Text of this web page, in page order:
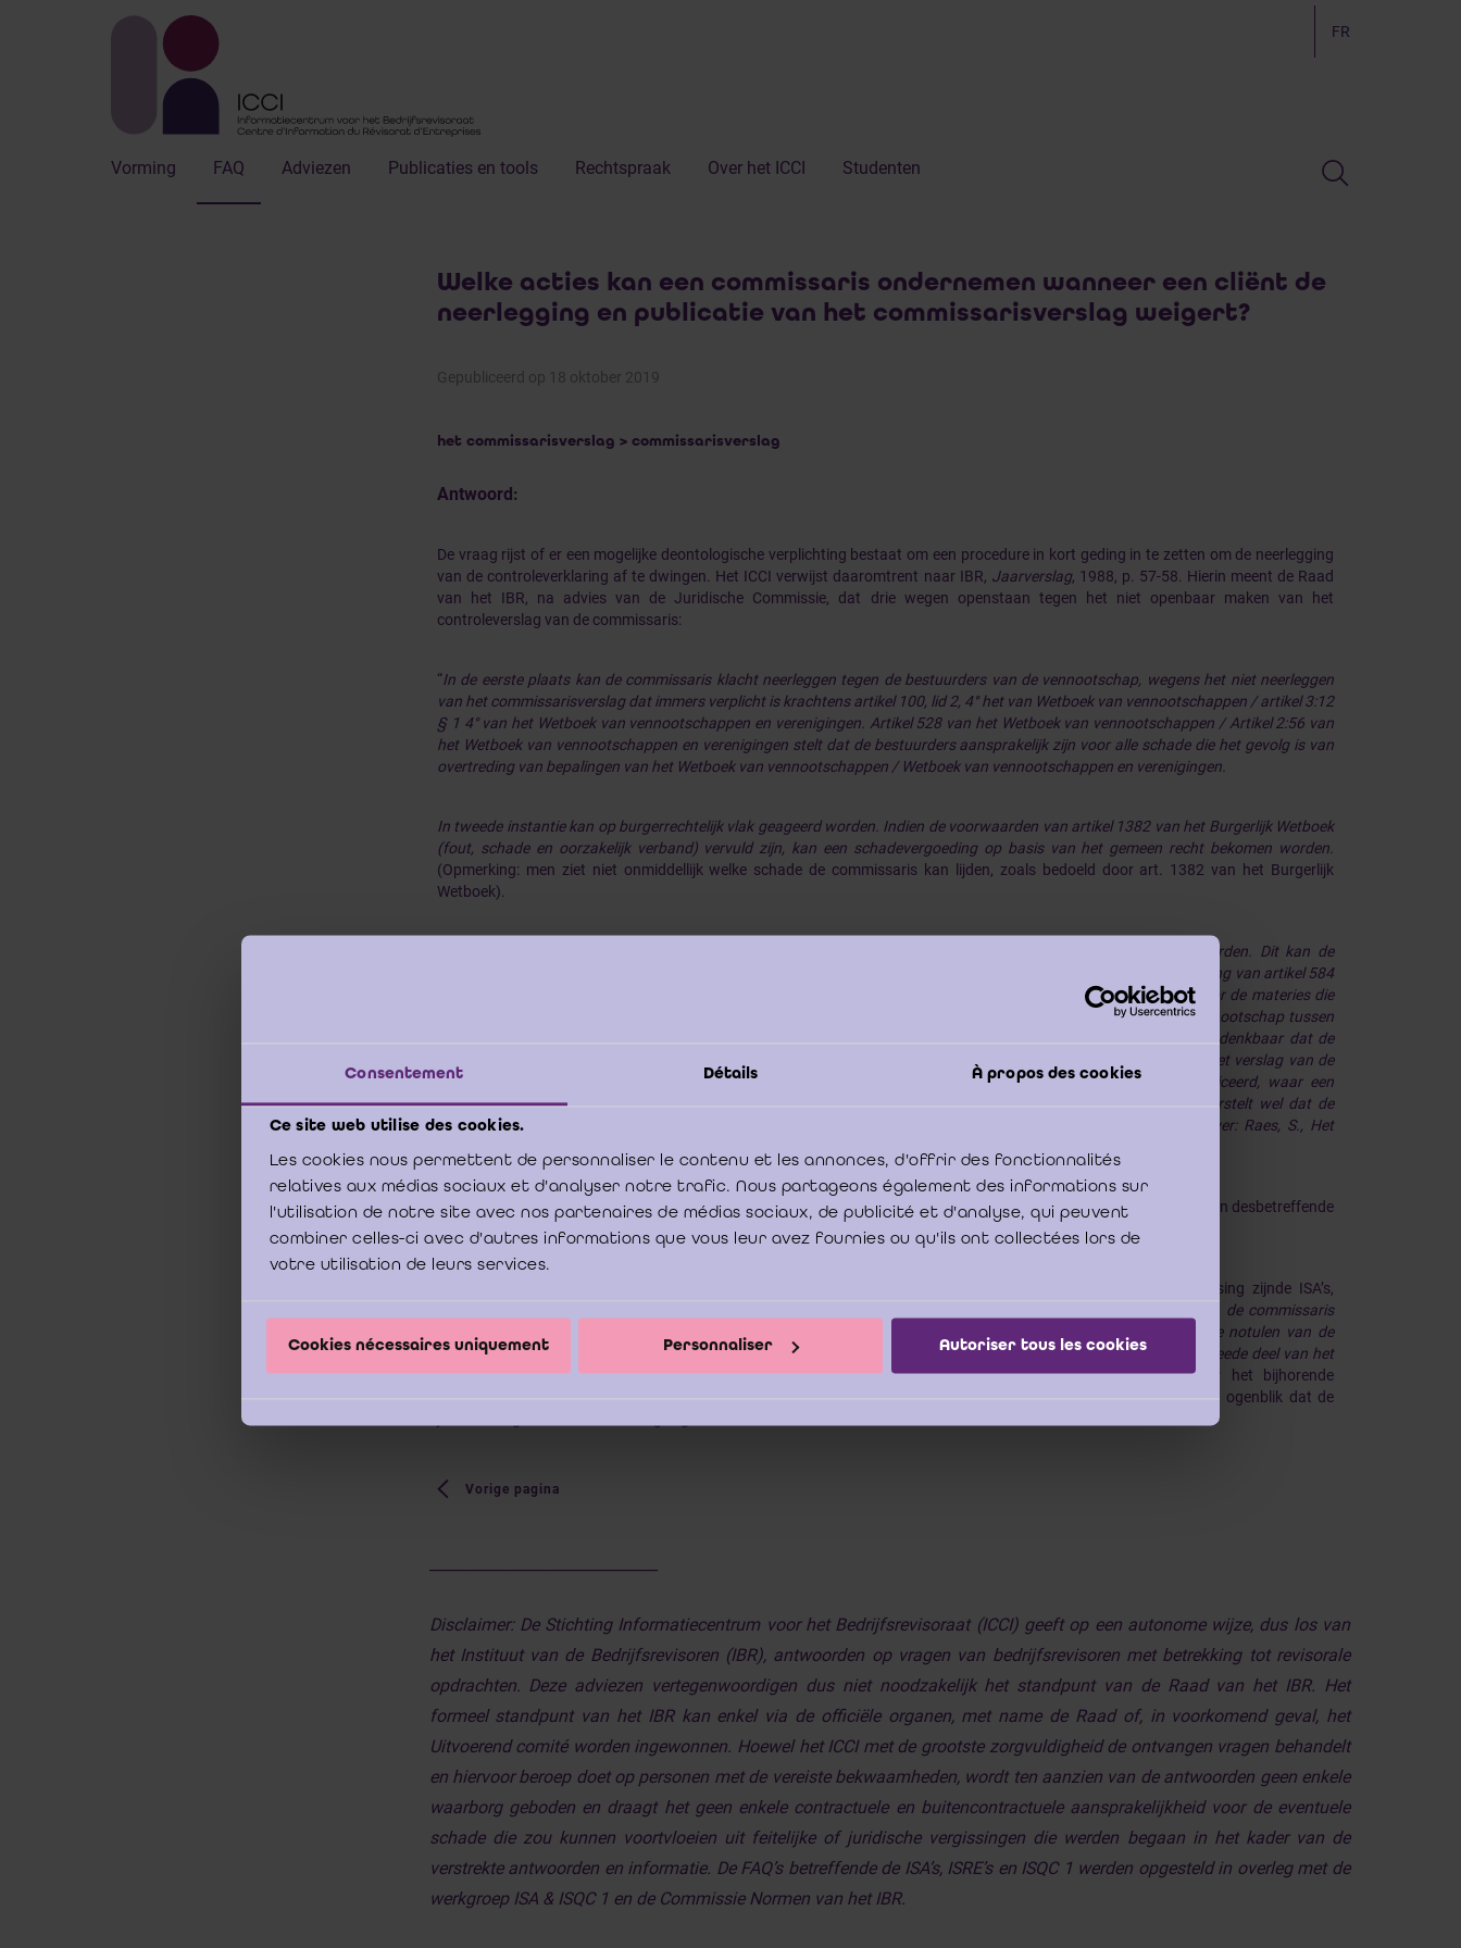
Consentement Détails À propos des cookies
Ce site web utilise des cookies.
Les cookies nous permettent de personnaliser le contenu et les annonces, d'offrir des fonctionnalités
relatives aux médias sociaux et d'analyser notre trafic. Nous partageons également des informations sur
l'utilisation de notre site avec nos partenaires de médias sociaux, de publicité et d'analyse, qui peuvent
combiner celles-ci avec d'autres informations que vous leur avez fournies ou qu'ils ont collectées lors de
votre utilisation de leurs services.
Cookies nécessaires uniquement Personnaliser Autoriser tous les cookies
FR
Vorming FAQ Adviezen Publicaties en tools Rechtspraak Over het ICCI Studenten
Welke acties kan een commissaris ondernemen wanneer een cliënt de
neerlegging en publicatie van het commissarisverslag weigert?
Gepubliceerd op 18 oktober 2019
het commissarisverslag > commissarisverslag
Antwoord:
De vraag rijst of er een mogelijke deontologische verplichting bestaat om een procedure in kort geding in te zetten om de neerlegging
van de controleverklaring af te dwingen. Het ICCI verwijst daaromtrent naar IBR, Jaarverslag, 1988, p. 57-58. Hierin meent de Raad
van het IBR, na advies van de Juridische Commissie, dat drie wegen openstaan tegen het niet openbaar maken van het
controleverslag van de commissaris:
“In de eerste plaats kan de commissaris klacht neerleggen tegen de bestuurders van de vennootschap, wegens het niet neerleggen
van het commissarisverslag dat immers verplicht is krachtens artikel 100, lid 2, 4° het van Wetboek van vennootschappen / artikel 3:12
§ 1 4° van het Wetboek van vennootschappen en verenigingen. Artikel 528 van het Wetboek van vennootschappen / Artikel 2:56 van
het Wetboek van vennootschappen en verenigingen stelt dat de bestuurders aansprakelijk zijn voor alle schade die het gevolg is van
overtreding van bepalingen van het Wetboek van vennootschappen / Wetboek van vennootschappen en verenigingen.
In tweede instantie kan op burgerrechtelijk vlak geageerd worden. Indien de voorwaarden van artikel 1382 van het Burgerlijk Wetboek
(fout, schade en oorzakelijk verband) vervuld zijn, kan een schadevergoeding op basis van het gemeen recht bekomen worden.
(Opmerking: men ziet niet onmiddellijk welke schade de commissaris kan lijden, zoals bedoeld door art. 1382 van het Burgerlijk
Wetboek).
Het nadeel van de twee hoger beschreven oplossingen is dat het verslag niet noodzakelijk zal neergelegd worden. Dit kan de
commissaris wel bekomen door een beroep te doen op de Voorzitter van de Rechtbank van Koophandel. In toepassing van artikel 584
van het Gerechtelijk Wetboek doet de Voorzitter in de gevallen die hij spoedeisend acht, bij voorraad uitspraak voor de materies die
onder de bevoegdheid van de Rechtbank van Koophandel ressorteren. De geschillen ter zake van een handelsvennootschap tussen
bestuurders en commissarissen of bedrijfsrevisoren vallen onder die bevoegdheid (art. 574 Ger. W.). Het is dan denkbaar dat de
Voorzitter van de Rechtbank van Koophandel een handelsvennootschap zou veroordelen tot de neerlegging van het verslag van de
commissaris onder verbeurte van een dwangsom (zie Voorz. Kh. Antwerpen, 24 november 1980, niet gepubliceerd, waar een
vennootschap ertoe verplicht wordt het ontslag van de commissaris te publiceren). Dergelijk optreden veronderstelt wel dat de
klassieke voorwaarden voor een kortgeding vervuld zijn (hoogdringendheid en uitspraak bij voorraad, zie hierover: Raes, S., Het
Hieruit kan worden afgeleid dat een procedure in kort geding deontologisch niet verplicht is, doch wel is aangewezen in desbetreffende
situatie.
De commissaris moet zich veeleer baseren op de meer recente bijkomende norm bij de in België van toepassing zijnde ISA’s,
“indien de commissaris
vaststelt dat de (geconsolideerde) jaarrekening (en, in voorkomend geval, zijn verklaring zoals opgenomen in de notulen van de
algemene vergadering) niet werd neergelegd binnen de wettelijke termijn, deze niet-naleving te vermelden in het tweede deel van het
betrokken commissarisverslag.” (opmerking: dit geldt evenzeer bij een onvolledige neerlegging, b.v. zonder het bijhorende
commissarisverslag). Deze regel is natuurlijk slechts relevant voor zover de commissaris nog in functie is op het ogenblik dat de
Vorige pagina
Disclaimer: De Stichting Informatiecentrum voor het Bedrijfsrevisoraat (ICCI) geeft op een autonome wijze, dus los van
het Instituut van de Bedrijfsrevisoren (IBR), antwoorden op vragen van bedrijfsrevisoren met betrekking tot revisorale
opdrachten. Deze adviezen vertegenwoordigen dus niet noodzakelijk het standpunt van de Raad van het IBR. Het
formeel standpunt van het IBR kan enkel via de officiële organen, met name de Raad of, in voorkomend geval, het
Uitvoerend comité worden ingewonnen. Hoewel het ICCI met de grootste zorgvuldigheid de ontvangen vragen behandelt
en hiervoor beroep doet op personen met de vereiste bekwaamheden, wordt ten aanzien van de antwoorden geen enkele
waarborg geboden en draagt het geen enkele contractuele en buitencontractuele aansprakelijkheid voor de eventuele
schade die zou kunnen voortvloeien uit feitelijke of juridische vergissingen die werden begaan in het kader van de
verstrekte antwoorden en informatie. De FAQ’s betreffende de ISA’s, ISRE’s en ISQC 1 werden opgesteld in overleg met de
werkgroep ISA & ISQC 1 en de Commissie Normen van het IBR.